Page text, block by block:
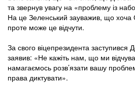
та звернув увагу на «проблему із
На це Зеленський зауважив, що
проте може це відчути.
За свого віцепрезидента заступився
заявив: «Не кажіть нам, що ми
намагаємось розв’язати вашу
права диктувати».